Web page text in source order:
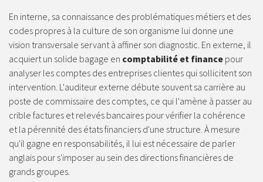
En interne, sa connaissance des problématiques métiers et des
codes propres à la culture de son organisme lui donne une
vision transversale servant à affiner son diagnostic. En externe, il
acquiert un solide bagage en comptabilité et finance pour
analyser les comptes des entreprises clientes qui sollicitent son
intervention. L'auditeur externe débute souvent sa carrière au
poste de commissaire des comptes, ce qui l'amène à passer au
crible factures et relevés bancaires pour vérifier la cohérence
et la pérennité des états financiers d'une structure. À mesure
qu'il gagne en responsabilités, il lui est nécessaire de parler
anglais pour s'imposer au sein des directions financières de
grands groupes.